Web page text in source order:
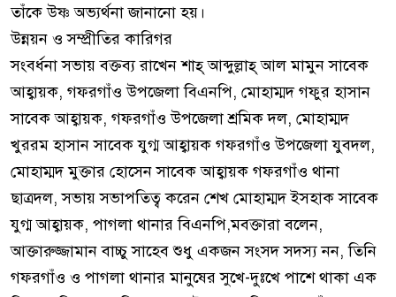
তাঁকে উষ্ণ অভ্যর্থনা জানানো হয়।
​উন্নয়ন ও সম্প্রীতির কারিগর
​সংবর্ধনা সভায় বক্তব্য রাখেন শাহ্ আব্দুল্লাহ্ আল মামুন সাবেক
আহ্বায়ক, গফরগাঁও উপজেলা বিএনপি, মোহাম্মদ গফুর হাসান
সাবেক আহ্বায়ক, গফরগাঁও উপজেলা শ্রমিক দল, মোহাম্মদ
খুররম হাসান সাবেক যুগ্ম আহ্বায়ক গফরগাঁও উপজেলা যুবদল,
মোহাম্মদ মুক্তার হোসেন সাবেক আহ্বায়ক গফরগাঁও থানা
ছাত্রদল, সভায় সভাপতিত্ব করেন শেখ মোহাম্মদ ইসহাক সাবেক
যুগ্ম আহ্বায়ক, পাগলা থানার বিএনপি,মবক্তারা বলেন,
আক্তারুজ্জামান বাচ্চু সাহেব শুধু একজন সংসদ সদস্য নন, তিনি
গফরগাঁও ও পাগলা থানার মানুষের সুখে-দুঃখে পাশে থাকা এক